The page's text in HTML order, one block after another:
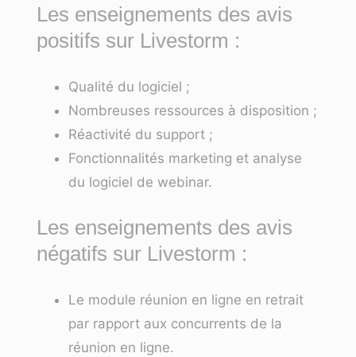
Les enseignements des avis
positifs sur Livestorm :
Qualité du logiciel ;
Nombreuses ressources à disposition ;
Réactivité du support ;
Fonctionnalités marketing et analyse
du logiciel de webinar.
Les enseignements des avis
négatifs sur Livestorm :
Le module réunion en ligne en retrait
par rapport aux concurrents de la
réunion en ligne.